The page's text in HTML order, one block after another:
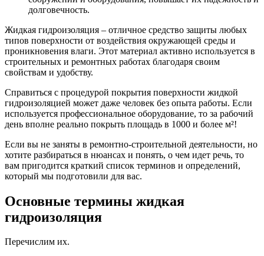
долговечность.
Жидкая гидроизоляция – отличное средство защиты любых
типов поверхности от воздействия окружающей среды и
проникновения влаги. Этот материал активно используется в
строительных и ремонтных работах благодаря своим
свойствам и удобству.
Справиться с процедурой покрытия поверхности жидкой
гидроизоляцией может даже человек без опыта работы. Если
используется профессиональное оборудование, то за рабочий
день вполне реально покрыть площадь в 1000 и более м²!
Если вы не заняты в ремонтно-строительной деятельности, но
хотите разбираться в нюансах и понять, о чем идет речь, то
вам пригодится краткий список терминов и определений,
который мы подготовили для вас.
Основные термины жидкая
гидроизоляция
Перечислим их.